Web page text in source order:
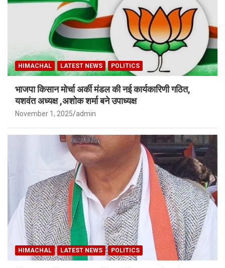
HIMACHAL LATEST NEWS POLITICS
भाजपा किसान मोर्चा अर्की मंडल की नई कार्यकारिणी गठित,
यशवंत अध्यक्ष ,अशोक शर्मा बने उपाध्यक्ष
November 1, 2025 admin
HIMACHAL LATEST NEWS POLITICS